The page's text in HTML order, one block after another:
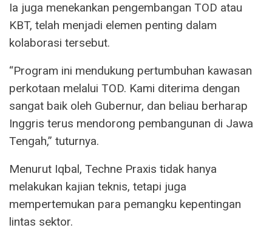
Ia juga menekankan pengembangan TOD atau
KBT, telah menjadi elemen penting dalam
kolaborasi tersebut.
“Program ini mendukung pertumbuhan kawasan
perkotaan melalui TOD. Kami diterima dengan
sangat baik oleh Gubernur, dan beliau berharap
Inggris terus mendorong pembangunan di Jawa
Tengah,” tuturnya.
Menurut Iqbal, Techne Praxis tidak hanya
melakukan kajian teknis, tetapi juga
mempertemukan para pemangku kepentingan
lintas sektor.